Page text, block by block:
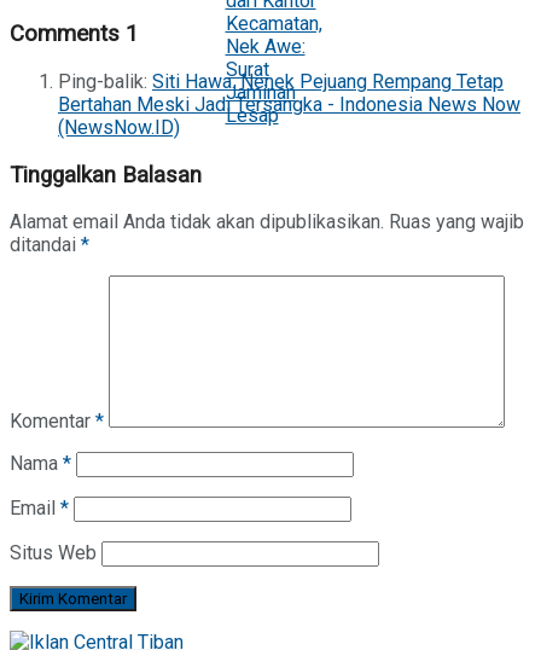
Comments 1
Ping-balik: Siti Hawa: Nenek Pejuang Rempang Tetap
Bertahan Meski Jadi Tersangka - Indonesia News Now
(NewsNow.ID)
Tinggalkan Balasan
Alamat email Anda tidak akan dipublikasikan. Ruas yang wajib
ditandai *
Komentar *
Nama *
Email *
Situs Web